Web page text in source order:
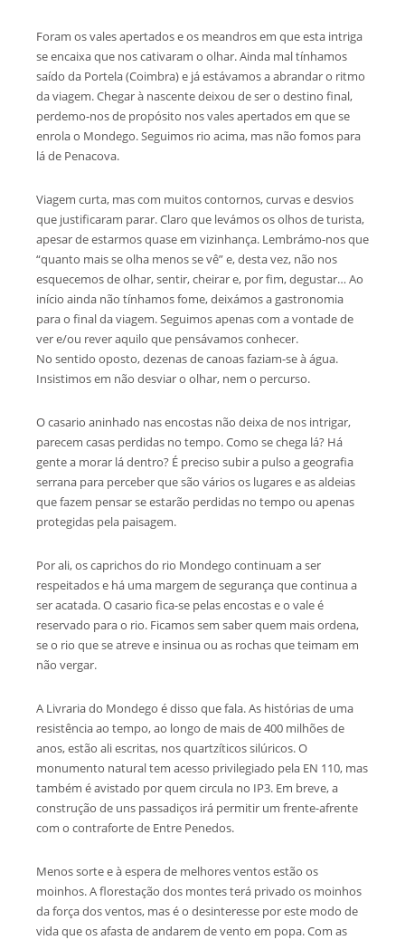
Foram os vales apertados e os meandros em que esta intriga
se encaixa que nos cativaram o olhar. Ainda mal tínhamos
saído da Portela (Coimbra) e já estávamos a abrandar o ritmo
da viagem. Chegar à nascente deixou de ser o destino final,
perdemo-nos de propósito nos vales apertados em que se
enrola o Mondego. Seguimos rio acima, mas não fomos para
lá de Penacova.
Viagem curta, mas com muitos contornos, curvas e desvios
que justificaram parar. Claro que levámos os olhos de turista,
apesar de estarmos quase em vizinhança. Lembrámo-nos que
“quanto mais se olha menos se vê” e, desta vez, não nos
esquecemos de olhar, sentir, cheirar e, por fim, degustar… Ao
início ainda não tínhamos fome, deixámos a gastronomia
para o final da viagem. Seguimos apenas com a vontade de
ver e/ou rever aquilo que pensávamos conhecer.
No sentido oposto, dezenas de canoas faziam-se à água.
Insistimos em não desviar o olhar, nem o percurso.
O casario aninhado nas encostas não deixa de nos intrigar,
parecem casas perdidas no tempo. Como se chega lá? Há
gente a morar lá dentro? É preciso subir a pulso a geografia
serrana para perceber que são vários os lugares e as aldeias
que fazem pensar se estarão perdidas no tempo ou apenas
protegidas pela paisagem.
Por ali, os caprichos do rio Mondego continuam a ser
respeitados e há uma margem de segurança que continua a
ser acatada. O casario fica-se pelas encostas e o vale é
reservado para o rio. Ficamos sem saber quem mais ordena,
se o rio que se atreve e insinua ou as rochas que teimam em
não vergar.
A Livraria do Mondego é disso que fala. As histórias de uma
resistência ao tempo, ao longo de mais de 400 milhões de
anos, estão ali escritas, nos quartzíticos silúricos. O
monumento natural tem acesso privilegiado pela EN 110, mas
também é avistado por quem circula no IP3. Em breve, a
construção de uns passadiços irá permitir um frente-afrente
com o contraforte de Entre Penedos.
Menos sorte e à espera de melhores ventos estão os
moinhos. A florestação dos montes terá privado os moinhos
da força dos ventos, mas é o desinteresse por este modo de
vida que os afasta de andarem de vento em popa. Com as